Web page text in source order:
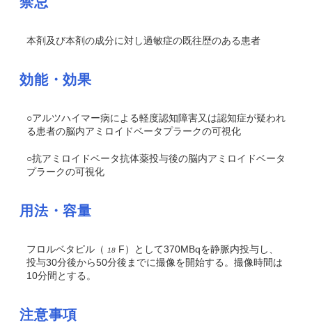
本剤及び本剤の成分に対し過敏症の既往歴のある患者
効能・効果
○アルツハイマー病による軽度認知障害又は認知症が疑われ
る患者の脳内アミロイドベータプラークの可視化
○抗アミロイドベータ抗体薬投与後の脳内アミロイドベータ
プラークの可視化
用法・容量
フロルベタピル（ 18 F）として370MBqを静脈内投与し、
投与30分後から50分後までに撮像を開始する。撮像時間は
10分間とする。
注意事項